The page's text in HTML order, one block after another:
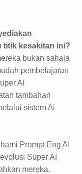
titik kesakitan ini?
bukan sahaja
pembelajaran
AI
tambahan
sistem Ai
Prompt Eng AI
Super AI
mereka.